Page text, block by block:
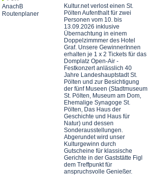
AnachB
Routenplaner
Kultur.net verlost einen St.
Pölten Aufenthalt für zwei
Personen vom 10. bis
13.09.2026 inklusive
Übernachtung in einem
Doppelzimmmer des Hotel
Graf. Unsere GewinnerInnen
erhalten je 1 x 2 Tickets für das
Domplatz Open-Air -
Festkonzert anlässlich 40
Jahre Landeshauptstadt St.
Pölten und zur Besichtigung
der fünf Museen (Stadtmuseum
St. Pölten, Museum am Dom,
Ehemalige Synagoge St.
Pölten, Das Haus der
Geschichte und Haus für
Natur) und dessen
Sonderausstellungen.
Abgerundet wird unser
Kulturgewinn durch
Gutscheine für klassische
Gerichte in der Gaststätte Figl
dem Treffpunkt für
anspruchsvolle Genießer.